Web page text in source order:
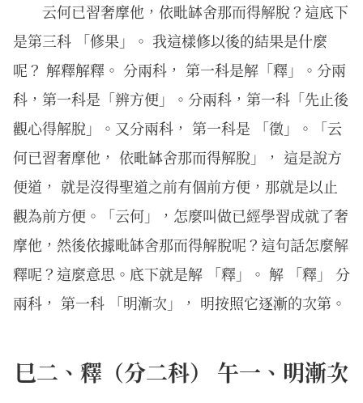
云何已習奢摩他，依毗缽舍那而得解脫？這底下
是第三科 「修果」。 我這樣修以後的結果是什麼
呢？ 解釋解釋。 分兩科， 第一科是解「釋」。分兩
科，第一科是「辨方便」。分兩科，第一科「先止後
觀心得解脫」。又分兩科， 第一科是 「徵」。「云
何已習奢摩他， 依毗缽舍那而得解脫」， 這是說方
便道， 就是沒得聖道之前有個前方便，那就是以止
觀為前方便。「云何」，怎麼叫做已經學習成就了奢
摩他，然後依據毗缽舍那而得解脫呢？這句話怎麼解
釋呢？這麼意思。底下就是解 「釋」。 解 「釋」 分
兩科， 第一科 「明漸次」， 明按照它逐漸的次第。
巳二、釋（分二科） 午一、明漸次